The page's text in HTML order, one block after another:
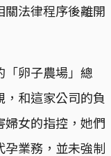
法律程序後離開
「卵子農場」總
和這家公司的負
女的指控，她們
業務，並未強制